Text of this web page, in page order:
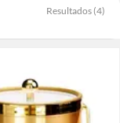
Resultados (4)